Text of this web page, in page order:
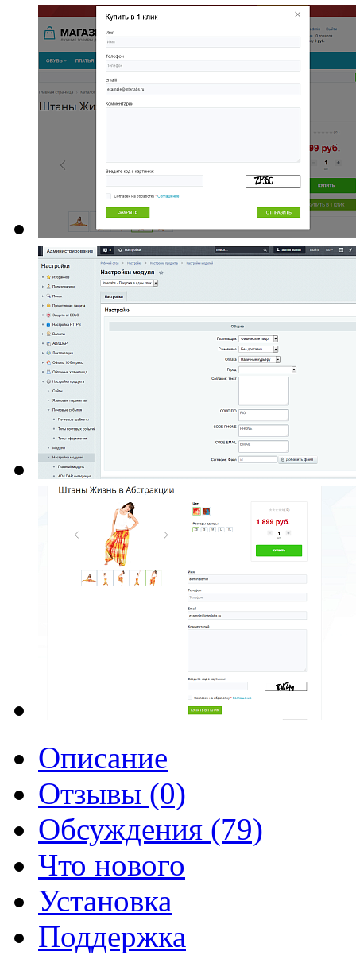
Описание
Отзывы (0)
Обсуждения (79)
Что нового
Установка
Поддержка